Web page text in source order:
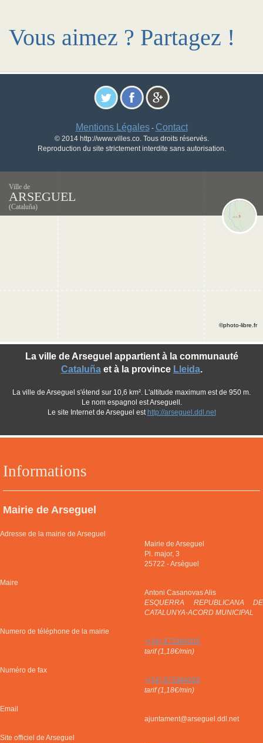
Vous aimez ? Partagez !
Mentions Légales- Contact
© 2014 http://www.villes.co. Tous droits réservés.
Reproduction du site strictement interdite sans autorisation.
Ville de
ARSEGUEL
(Cataluña)
Informations
Mairie de Arseguel
Adresse de la mairie de Arseguel
Mairie de Arseguel
Pl. major, 3
25722 -Arsèguel
Maire
Antoni Casanovas Alis
ESQUERRA REPUBLICANA DE
CATALUNYA-ACORD MUNICIPAL
Numero de téléphone de la mairie
+(34) 973384092
tarif (1,18€/min)
Numéro de fax
+(34) 973384092
tarif (1,18€/min)
Email
ajuntament@arseguel.ddl.net
Site officiel de Arseguel
La ville de Arseguel appartient à la communauté
Cataluñaet à la province Lleida.
La ville de Arseguel s'étend sur 10,6 km². L'altitude maximum est de 950 m.
Le nom espagnol est Arseguell.
Le site Internet de Arseguel est http://arseguel.ddl.net
©photo-libre.fr